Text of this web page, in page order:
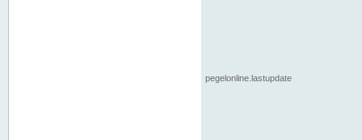
pegelonline.lastupdate